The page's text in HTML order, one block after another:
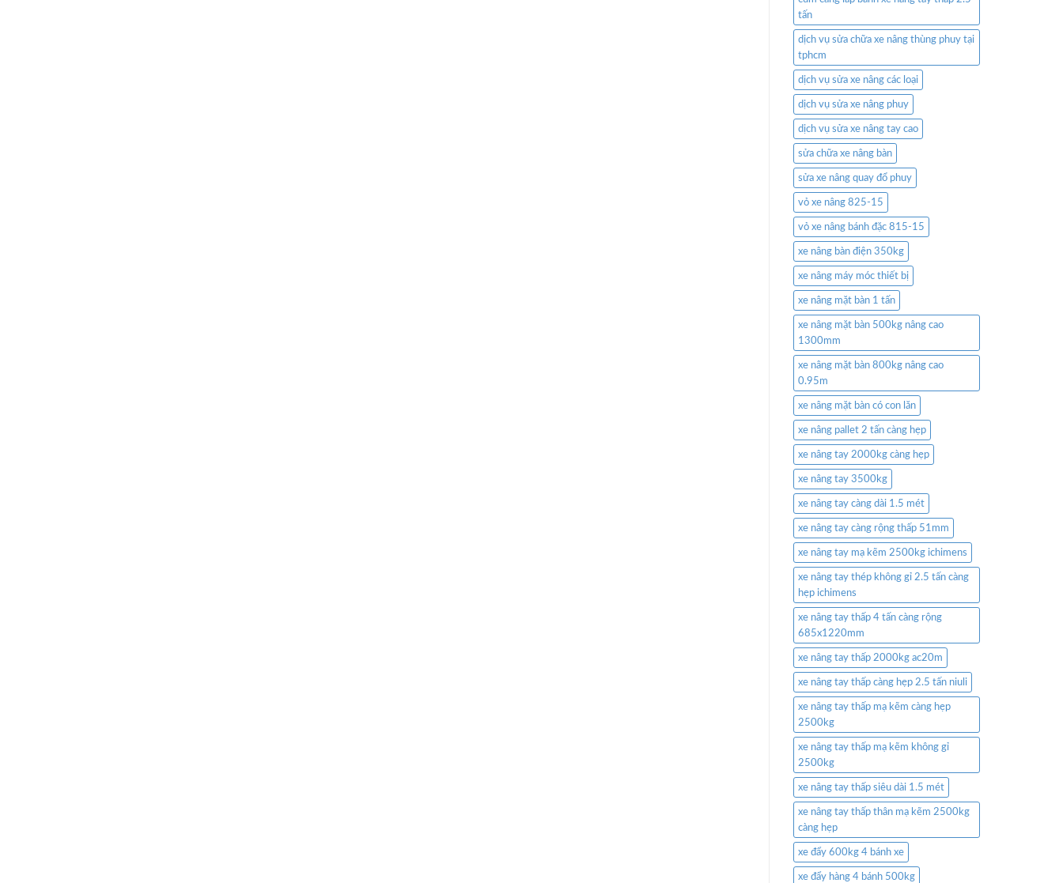
tấn
dịch vụ sửa chữa xe nâng thùng phuy tại
tphcm
dịch vụ sửa xe nâng các loại
dịch vụ sửa xe nâng phuy
dịch vụ sửa xe nâng tay cao
sửa chữa xe nâng bàn
sửa xe nâng quay đổ phuy
vỏ xe nâng 825-15
vỏ xe nâng bánh đặc 815-15
xe nâng bàn điện 350kg
xe nâng máy móc thiết bị
xe nâng mặt bàn 1 tấn
xe nâng mặt bàn 500kg nâng cao
1300mm
xe nâng mặt bàn 800kg nâng cao
0.95m
xe nâng mặt bàn có con lăn
xe nâng pallet 2 tấn càng hẹp
xe nâng tay 2000kg càng hẹp
xe nâng tay 3500kg
xe nâng tay càng dài 1.5 mét
xe nâng tay càng rộng thấp 51mm
xe nâng tay mạ kẽm 2500kg ichimens
xe nâng tay thép không gỉ 2.5 tấn càng
hẹp ichimens
xe nâng tay thấp 4 tấn càng rộng
685x1220mm
xe nâng tay thấp 2000kg ac20m
xe nâng tay thấp càng hẹp 2.5 tấn niuli
xe nâng tay thấp mạ kẽm càng hẹp
2500kg
xe nâng tay thấp mạ kẽm không gỉ
2500kg
xe nâng tay thấp siêu dài 1.5 mét
xe nâng tay thấp thân mạ kẽm 2500kg
càng hẹp
xe đẩy 600kg 4 bánh xe
xe đẩy hàng 4 bánh 500kg